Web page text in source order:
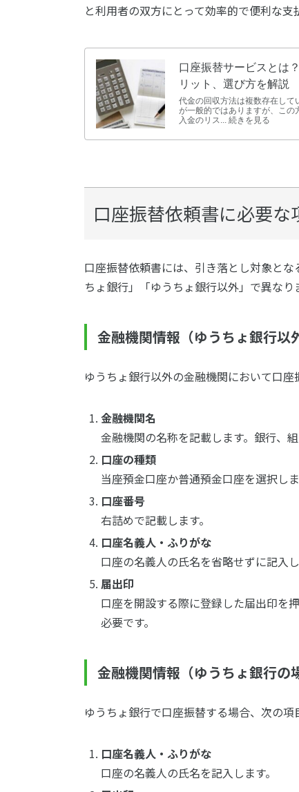
と利用者の双方にとって効率的で便利な支
口座振替依頼書に必要な
口座振替依頼書には、引き落とし対象と
ちょ銀行」「ゆうちょ銀行以外」で異なり
金融機関情報（ゆうちょ銀行以
ゆうちょ銀行以外の金融機関において口座
金融機関名
金融機関の名称を記載します。銀行、
口座の種類
当座預金口座か普通預金口座を選択しま
口座番号
右詰めで記載します。
口座名義人・ふりがな
口座の名義人の氏名を省略せずに記入し
届出印
口座を開設する際に登録した届出印を
必要です。
金融機関情報（ゆうちょ銀行の
ゆうちょ銀行で口座振替する場合、次の項
口座名義人・ふりがな
口座の名義人の氏名を記入します。